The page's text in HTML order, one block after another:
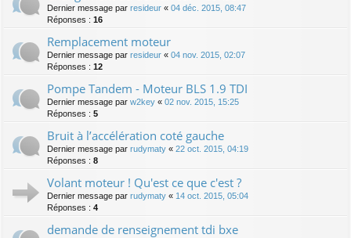
Dernier message par resideur « 04 déc. 2015, 08:47
Réponses : 16
Remplacement moteur
Dernier message par resideur « 04 nov. 2015, 02:07
Réponses : 12
Pompe Tandem - Moteur BLS 1.9 TDI
Dernier message par w2key « 02 nov. 2015, 15:25
Réponses : 5
Bruit à l’accélération coté gauche
Dernier message par rudymaty « 22 oct. 2015, 04:19
Réponses : 8
Volant moteur ! Qu'est ce que c'est ?
Dernier message par rudymaty « 14 oct. 2015, 05:04
Réponses : 4
demande de renseignement tdi bxe